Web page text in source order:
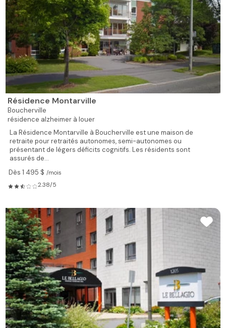
Résidence Montarville
Boucherville
résidence alzheimer à louer
La Résidence Montarville à Boucherville est une maison de
retraite pour retraités autonomes, semi-autonomes ou
présentant de légers déficits cognitifs. Les résidents sont
assurés de...
Dès 1 495 $ /mois
2.38/5